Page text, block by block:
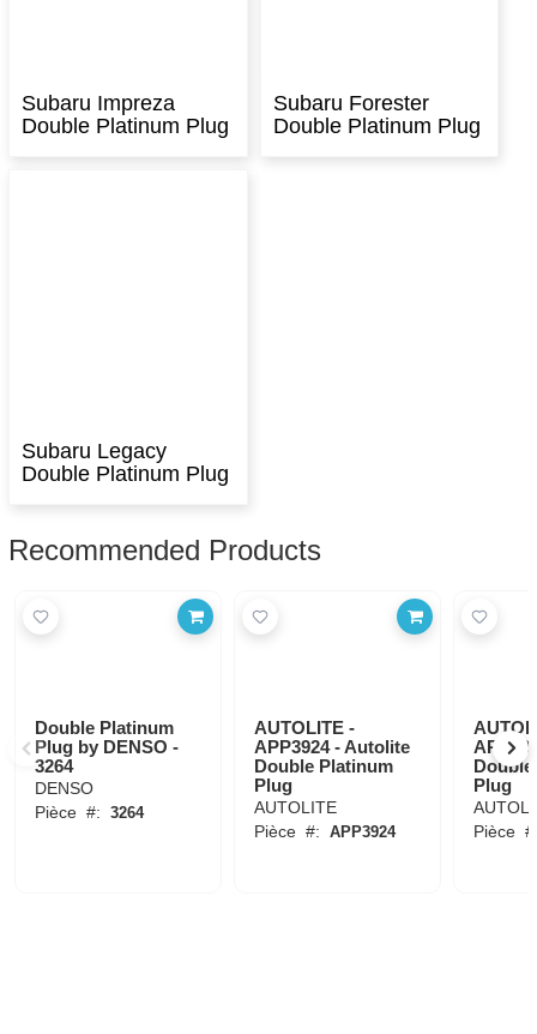
Subaru Impreza
Double Platinum Plug
Subaru Forester
Double Platinum Plug
Subaru Legacy
Double Platinum Plug
Recommended Products
Double Platinum
Plug by DENSO -
3264
DENSO
Pièce #: 3264
AUTOLITE -
APP3924 - Autolite
Double Platinum
Plug
AUTOLITE
Pièce #: APP3924
Plug
Pièce